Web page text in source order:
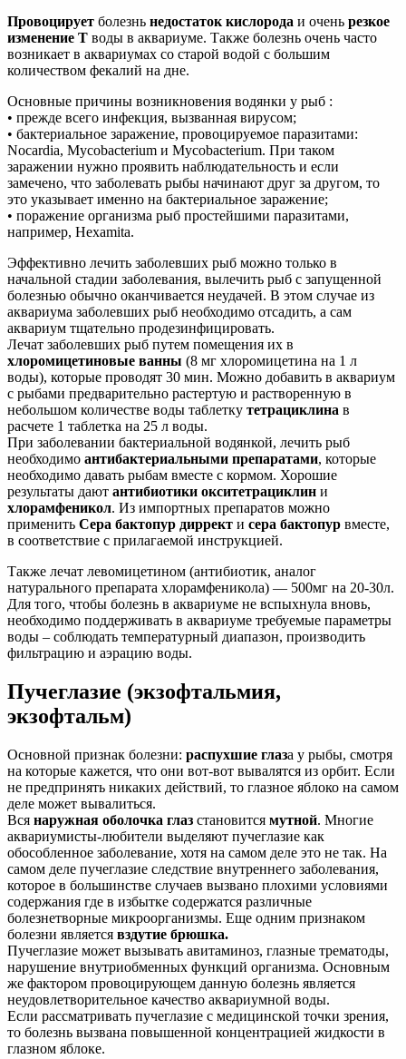
Провоцирует болезнь недостаток кислорода и очень резкое
изменение Т воды в аквариуме. Также болезнь очень часто
возникает в аквариумах со старой водой с большим
количеством фекалий на дне.
Основные причины возникновения водянки у рыб :
• прежде всего инфекция, вызванная вирусом;
• бактериальное заражение, провоцируемое паразитами:
Nocardia, Mycobacterium и Mycobacterium. При таком
заражении нужно проявить наблюдательность и если
замечено, что заболевать рыбы начинают друг за другом, то
это указывает именно на бактериальное заражение;
• поражение организма рыб простейшими паразитами,
например, Hexamita.
Эффективно лечить заболевших рыб можно только в
начальной стадии заболевания, вылечить рыб с запущенной
болезнью обычно оканчивается неудачей. В этом случае из
аквариума заболевших рыб необходимо отсадить, а сам
аквариум тщательно продезинфицировать.
Лечат заболевших рыб путем помещения их в
хлоромицетиновые ванны (8 мг хлоромицетина на 1 л
воды), которые проводят 30 мин. Можно добавить в аквариум
с рыбами предварительно растертую и растворенную в
небольшом количестве воды таблетку тетрациклина в
расчете 1 таблетка на 25 л воды.
При заболевании бактериальной водянкой, лечить рыб
необходимо антибактериальными препаратами, которые
необходимо давать рыбам вместе с кормом. Хорошие
результаты дают антибиотики окситетрациклин и
хлорамфеникол. Из импортных препаратов можно
применить Сера бактопур диррект и сера бактопур вместе,
в соответствие с прилагаемой инструкцией.
Также лечат левомицетином (антибиотик, аналог
натурального препарата хлорамфеникола) — 500мг на 20-30л.
Для того, чтобы болезнь в аквариуме не вспыхнула вновь,
необходимо поддерживать в аквариуме требуемые параметры
воды – соблюдать температурный диапазон, производить
фильтрацию и аэрацию воды.
Пучеглазие (экзофтальмия,
экзофтальм)
Основной признак болезни: распухшие глаза у рыбы, смотря
на которые кажется, что они вот-вот вывалятся из орбит. Если
не предпринять никаких действий, то глазное яблоко на самом
деле может вывалиться.
Вся наружная оболочка глаз становится мутной. Многие
аквариумисты-любители выделяют пучеглазие как
обособленное заболевание, хотя на самом деле это не так. На
самом деле пучеглазие следствие внутреннего заболевания,
которое в большинстве случаев вызвано плохими условиями
содержания где в избытке содержатся различные
болезнетворные микроорганизмы. Еще одним признаком
болезни является вздутие брюшка.
Пучеглазие может вызывать авитаминоз, глазные трематоды,
нарушение внутриобменных функций организма. Основным
же фактором провоцирующем данную болезнь является
неудовлетворительное качество аквариумной воды.
Если рассматривать пучеглазие с медицинской точки зрения,
то болезнь вызвана повышенной концентрацией жидкости в
глазном яблоке.